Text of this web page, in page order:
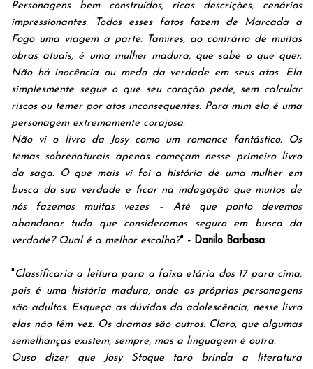
Personagens bem construídos, ricas descrições, cenários
impressionantes. Todos esses fatos fazem de Marcada a
Fogo uma viagem a parte. Tamires, ao contrário de muitas
obras atuais, é uma mulher madura, que sabe o que quer.
Não há inocência ou medo da verdade em seus atos. Ela
simplesmente segue o que seu coração pede, sem calcular
riscos ou temer por atos inconsequentes. Para mim ela é uma
personagem extremamente corajosa.
Não vi o livro da Josy como um romance fantástico. Os
temas sobrenaturais apenas começam nesse primeiro livro
da saga. O que mais vi foi a história de uma mulher em
busca da sua verdade e ficar na indagação que muitos de
nós fazemos muitas vezes – Até que ponto devemos
abandonar tudo que consideramos seguro em busca da
verdade? Qual é a melhor escolha?" - Danilo Barbosa
"Classificaria a leitura para a faixa etária dos 17 para cima,
pois é uma história madura, onde os próprios personagens
são adultos. Esqueça as dúvidas da adolescência, nesse livro
elas não têm vez. Os dramas são outros. Claro, que algumas
semelhanças existem, sempre, mas a linguagem é outra.
Ouso dizer que Josy Stoque taro brinda a literatura